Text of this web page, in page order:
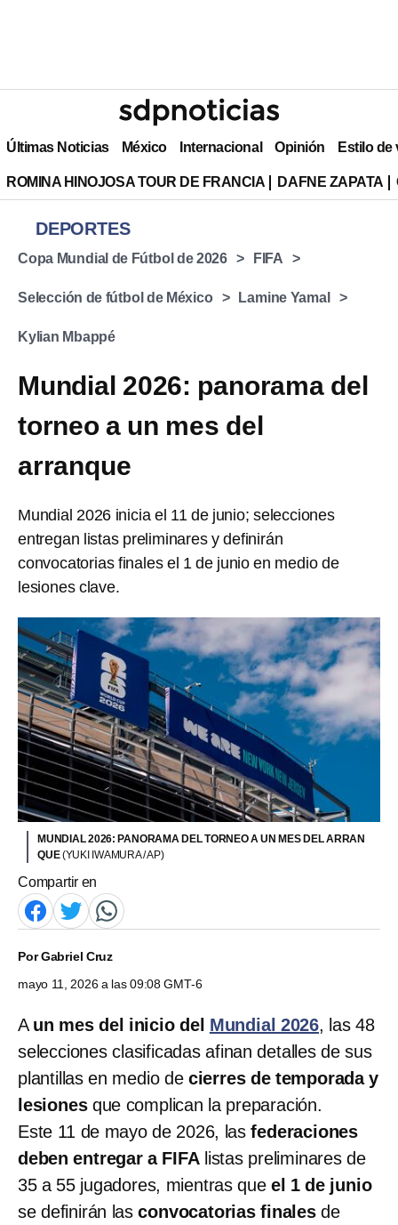
Últimas Noticias México Internacional Opinión Estilo de
ROMINA HINOJOSA TOUR DE FRANCIA DAFNE ZAPATA
DEPORTES
Copa Mundial de Fútbol de 2026 FIFA
Selección de fútbol de México Lamine Yamal
Kylian Mbappé
Mundial 2026: panorama del
torneo a un mes del
arranque
Mundial 2026 inicia el 11 de junio; selecciones
entregan listas preliminares y definirán
convocatorias finales el 1 de junio en medio de
lesiones clave.
MUNDIAL 2026: PANORAMA DEL TORNEO A UN MES DEL ARRAN
QUE(YUKI IWAMURA / AP)
Compartir en
PorGabriel Cruz
mayo 11, 2026 a las 09:08 GMT-6
A un mes del inicio del Mundial 2026, las 48
selecciones clasificadas afinan detalles de sus
plantillas en medio de cierres de temporada y
lesionesque complican la preparación.
Este 11 de mayo de 2026, lasfederaciones
deben entregar a FIFAlistas preliminares de
35 a 55 jugadores, mientras queel 1 de junio
se definirán lasconvocatorias finalesde